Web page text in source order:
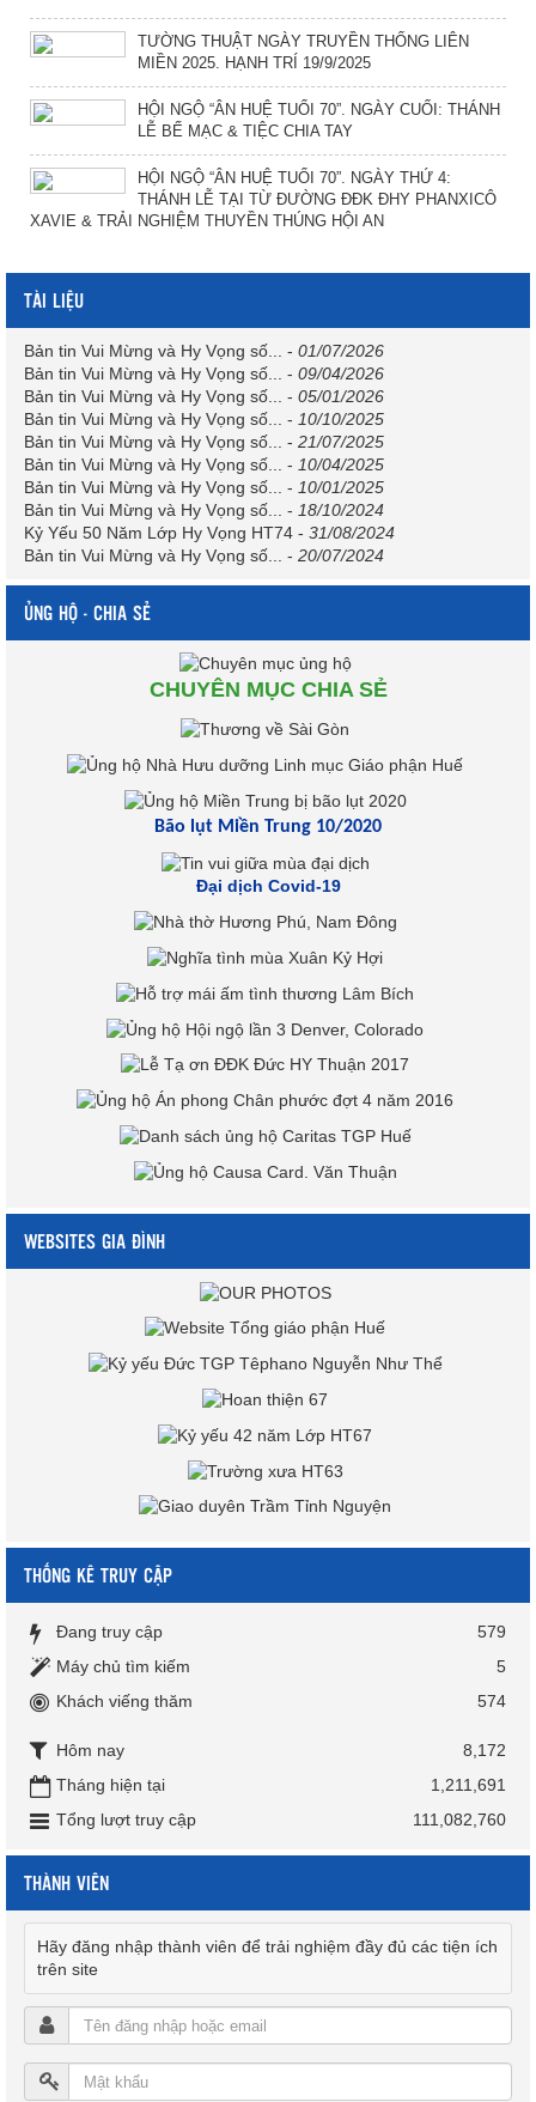
TƯỜNG THUẬT NGÀY TRUYỀN THỐNG LIÊN
MIỀN 2025. HẠNH TRÍ 19/9/2025
HỘI NGỘ “ÂN HUỆ TUỔI 70”. NGÀY CUỐI: THÁNH
LỄ BẾ MẠC & TIỆC CHIA TAY
HỘI NGỘ “ÂN HUỆ TUỔI 70”. NGÀY THỨ 4:
THÁNH LỄ TẠI TỪ ĐƯỜNG ĐĐK ĐHY PHANXICÔ
XAVIE & TRẢI NGHIỆM THUYỀN THÚNG HỘI AN
TÀI LIỆU
Bản tin Vui Mừng và Hy Vọng số... - 01/07/2026
Bản tin Vui Mừng và Hy Vọng số...
- 09/04/2026
Bản tin Vui Mừng và Hy Vọng số...
- 05/01/2026
Bản tin Vui Mừng và Hy Vọng số...
- 10/10/2025
Bản tin Vui Mừng và Hy Vọng số...
- 21/07/2025
Bản tin Vui Mừng và Hy Vọng số...
- 10/04/2025
Bản tin Vui Mừng và Hy Vọng số...
- 10/01/2025
Bản tin Vui Mừng và Hy Vọng số...
- 18/10/2024
Kỷ Yếu 50 Năm Lớp Hy Vọng HT74 - 31/08/2024
Bản tin Vui Mừng và Hy Vọng số...
- 20/07/2024
ỦNG HỘ - CHIA SẺ
CHUYÊN MỤC CHIA SẺ
Bão lụt Miền Trung 10/2020
Đại dịch Covid-19
WEBSITES GIA ĐÌNH
THỐNG KÊ TRUY CẬP
Đang truy cập
579
Máy chủ tìm kiếm
5
Khách viếng thăm
574
Hôm nay
8,172
Tháng hiện tại
1,211,691
Tổng lượt truy cập
111,082,760
THÀNH VIÊN
Hãy đăng nhập thành viên để trải nghiệm đầy đủ các tiện ích
trên site